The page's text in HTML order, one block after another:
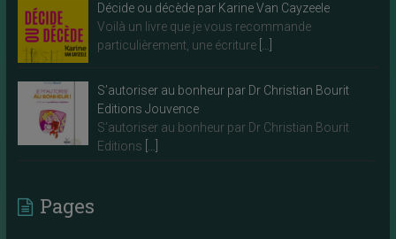
Décide ou décède par Karine Van Cayzeele
Voilà un livre que je vous recommande
particulièrement, une écriture […]
S’autoriser au bonheur par Dr Christian Bourit
Editions Jouvence
S’autoriser au bonheur par Dr Christian Bourit
Editions […]
Pages